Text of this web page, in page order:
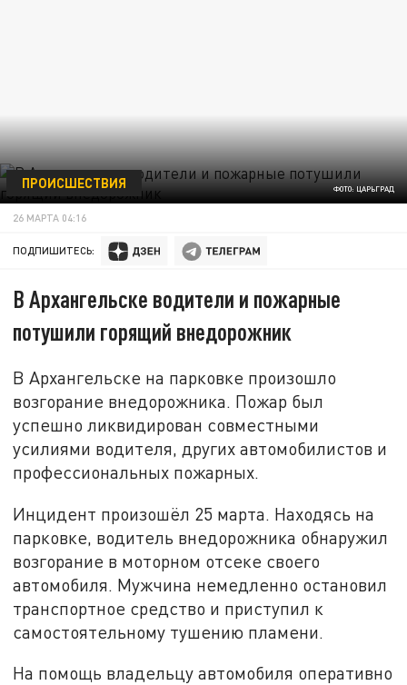
ФОТО: ЦАРЬГРАД
ПРОИСШЕСТВИЯ
26 МАРТА 04:16
ПОДПИШИТЕСЬ:
В Архангельске водители и пожарные
потушили горящий внедорожник
В Архангельске на парковке произошло
возгорание внедорожника. Пожар был
успешно ликвидирован совместными
усилиями водителя, других автомобилистов и
профессиональных пожарных.
Инцидент произошёл 25 марта. Находясь на
парковке, водитель внедорожника обнаружил
возгорание в моторном отсеке своего
автомобиля. Мужчина немедленно остановил
транспортное средство и приступил к
самостоятельному тушению пламени.
На помощь владельцу автомобиля оперативно